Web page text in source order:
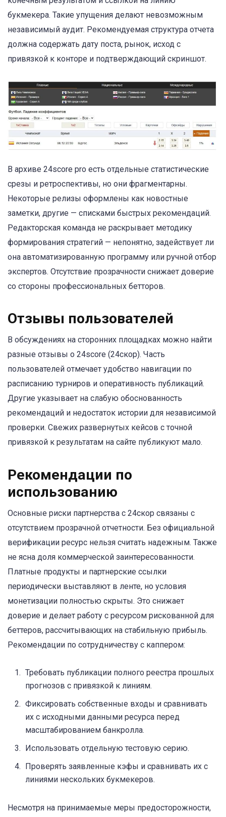
букмекера. Такие упущения делают невозможным
независимый аудит. Рекомендуемая структура отчета
должна содержать дату поста, рынок, исход с
привязкой к конторе и подтверждающий скриншот.
В архиве 24score pro есть отдельные статистические
срезы и ретроспективы, но они фрагментарны.
Некоторые релизы оформлены как новостные
заметки, другие — списками быстрых рекомендаций.
Редакторская команда не раскрывает методику
формирования стратегий — непонятно, задействует ли
она автоматизированную программу или ручной отбор
экспертов. Отсутствие прозрачности снижает доверие
со стороны профессиональных бетторов.
Отзывы пользователей
В обсуждениях на сторонних площадках можно найти
разные отзывы о 24score (24скор). Часть
пользователей отмечает удобство навигации по
расписанию турниров и оперативность публикаций.
Другие указывает на слабую обоснованность
рекомендаций и недостаток истории для независимой
проверки. Свежих развернутых кейсов с точной
привязкой к результатам на сайте публикуют мало.
Рекомендации по
использованию
Основные риски партнерства с 24скор связаны с
отсутствием прозрачной отчетности. Без официальной
верификации ресурс нельзя считать надежным. Также
не ясна доля коммерческой заинтересованности.
Платные продукты и партнерские ссылки
периодически выставляют в ленте, но условия
монетизации полностью скрыты. Это снижает
доверие и делает работу с ресурсом рискованной для
беттеров, рассчитывающих на стабильную прибыль.
Рекомендации по сотрудничеству с каппером:
Требовать публикации полного реестра прошлых
прогнозов с привязкой к линиям.
Фиксировать собственные входы и сравнивать
их с исходными данными ресурса перед
масштабированием банкролла.
Использовать отдельную тестовую серию.
Проверять заявленные кэфы и сравнивать их с
линиями нескольких букмекеров.
Несмотря на принимаемые меры предосторожности,